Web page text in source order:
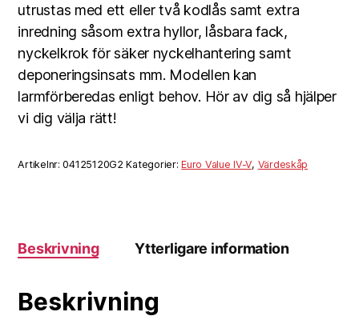
utrustas med ett eller två kodlås samt extra
inredning såsom extra hyllor, låsbara fack,
nyckelkrok för säker nyckelhantering samt
deponeringsinsats mm. Modellen kan
larmförberedas enligt behov. Hör av dig så hjälper
vi dig välja rätt!
Artikelnr:04125120G2 Kategorier:Euro Value IV-V, Värdeskåp
Beskrivning Ytterligare information
Beskrivning